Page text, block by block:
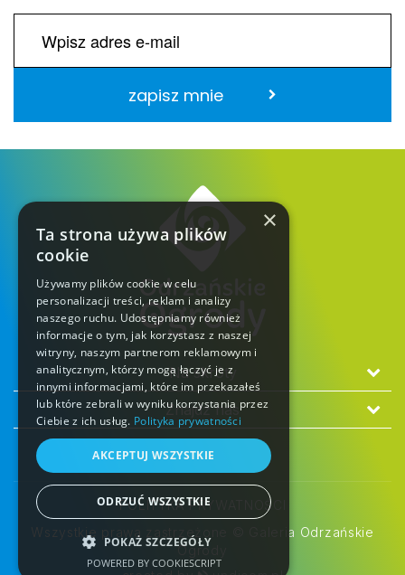
zapisz mnie
Na skróty
Znajdź nas
POLITYKA PRYWATNOŚCI
Wszystkie prawa zastrzeżone © Galeria Odrzańskie
Ogrody
×
Ta strona używa plików
cookie
Używamy plików cookie w celu
personalizacji treści, reklam i analizy
naszego ruchu. Udostępniamy również
informacje o tym, jak korzystasz z naszej
witryny, naszym partnerom reklamowym i
analitycznym, którzy mogą łączyć je z
innymi informacjami, które im przekazałeś
lub które zebrali w wyniku korzystania przez
Ciebie z ich usług. Polityka prywatności
AKCEPTUJ WSZYSTKIE
ODRZUĆ WSZYSTKIE
POKAŻ SZCZEGÓŁY
POWERED BY COOKIESCRIPT